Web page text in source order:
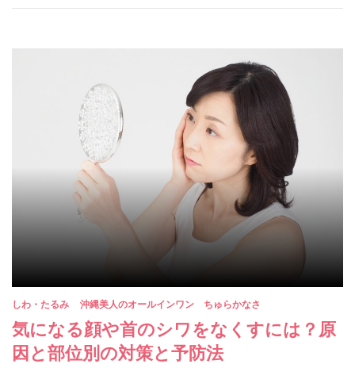
しわ・たるみ 沖縄美人のオールインワン ちゅらかなさ
気になる顔や首のシワをなくすには？原
因と部位別の対策と予防法